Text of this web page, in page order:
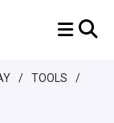
/ TOOLS /